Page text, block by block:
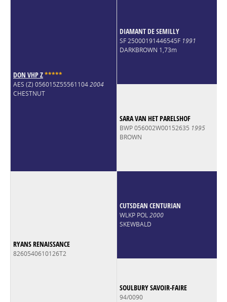
DON VHP Z*****
AES (Z) 056015Z555611042004
CHESTNUT
DIAMANT DE SEMILLY
SF 25000191446545F 1991
DARKBROWN 1,73m
SARA VAN HET PARELSHOF
BWP 056002W00152635 1995
BROWN
RYANS RENAISSANCE
8260540610126T2
CUTSDEAN CENTURIAN
WLKP POL2000
SKEWBALD
SOULBURY SAVOIR-FAIRE
94/0090